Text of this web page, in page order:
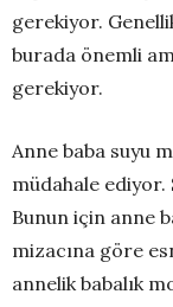
gerekiyor.
burada önemli
gerekiyor.
Anne baba suyu
müdahale
Bunun için anne
mizacına göre
annelik babalık